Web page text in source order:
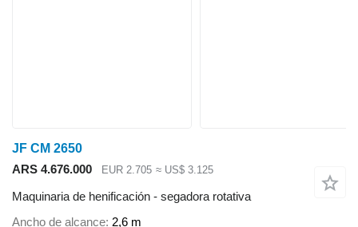
JF CM 2650
ARS 4.676.000
EUR 2.705 ≈ US$ 3.125
Maquinaria de henificación - segadora rotativa
Ancho de alcance 2,6 m